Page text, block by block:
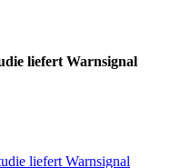
liefert Warnsignal